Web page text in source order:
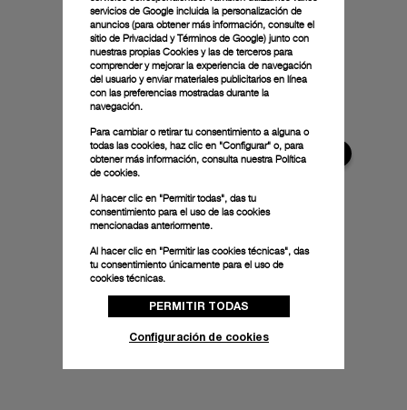
servicios de Google incluida la personalización de
anuncios (para obtener más información, consulte el
sitio de Privacidad y Términos de Google) junto con
nuestras propias Cookies y las de terceros para
comprender y mejorar la experiencia de navegación
del usuario y enviar materiales publicitarios en línea
con las preferencias mostradas durante la
navegación.
Para cambiar o retirar tu consentimiento a alguna o
todas las cookies, haz clic en "Configurar" o, para
obtener más información, consulta nuestra Política
de cookies.
Al hacer clic en "Permitir todas", das tu
consentimiento para el uso de las cookies
mencionadas anteriormente.
Al hacer clic en "Permitir las cookies técnicas", das
tu consentimiento únicamente para el uso de
cookies técnicas.
PERMITIR TODAS
Configuración de cookies